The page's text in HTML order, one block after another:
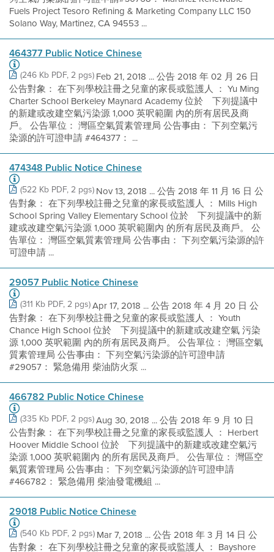
Fuels Project Tesoro Refining & Marketing Company LLC 150
Solano Way, Martinez, CA 94553 ...
464377 Public Notice Chinese
(246 Kb PDF, 2 pgs) Feb 21, 2018 ... 公告 2018 年 02 月 26 日
公告對象： 在下列學校註冊之兒童的家長或監護人 ： Yu Ming
Charter School Berkeley Maynard Academy 位於離下列提議中
的新建或改建空氣污染源 1,000 英呎範圍 內的所有居民及商
戶。 公告單位： 灣區空氣質素管理局 公告事由： 下列空氣污
染源的許可證申請 #464377： ...
474348 Public Notice Chinese
(522 Kb PDF, 2 pgs) Nov 13, 2018 ... 公告 2018 年 11 月 16 日 公
告對象： 在下列學校註冊之兒童的家長或監護人 ： Mills High
School Spring Valley Elementary School 位於離下列提議中的新
建或改建空氣污染源 1,000 英呎範圍內 的所有居民及商戶。 公
告單位： 灣區空氣質素管理局 公告事由： 下列空氣污染源的許
可證申請 ...
29057 Public Notice Chinese
(311 Kb PDF, 2 pgs)Apr 17, 2018 ... 公告 2018 年 4 月 20 日 公
告對象： 在下列學校註冊之兒童的家長或監護人 ： Youth
Chance High School 位於離下列提議中的新建或改建空氣 污染
源 1,000 英呎範圍 內的所有居民及商戶。 公告單位： 灣區空氣
質素管理局 公告事由： 下列空氣污染源的許可證申請
#29057： 緊急備用 柴油防火泵 ...
466782 Public Notice Chinese
(335 Kb PDF, 2 pgs)Aug 30, 2018 ... 公告 2018 年 9 月 10 日
公告對象： 在下列學校註冊之兒童的家長或監護人 ： Herbert
Hoover Middle School 位於離下列提議中的新建或改建空氣污
染源 1,000 英呎範圍內 的所有居民及商戶。 公告單位： 灣區空
氣質素管理局 公告事由： 下列空氣污染源的許可證申請
#466782： 緊急備用 柴油發電機組 ...
29018 Public Notice Chinese
(540 Kb PDF, 2 pgs) Mar 7, 2018 ... 公告 2018 年 3 月 14 日 公
告對象： 在下列學校註冊之兒童的家長或監護人 ： Bayshore